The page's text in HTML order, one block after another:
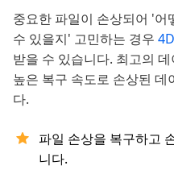
중요한 파일이 손상되어 '
수 있을지' 고민하는 경우
받을 수 있습니다. 최고의
높은 복구 속도로 손상된 데
다.
파일 손상을 복구하고
니다.